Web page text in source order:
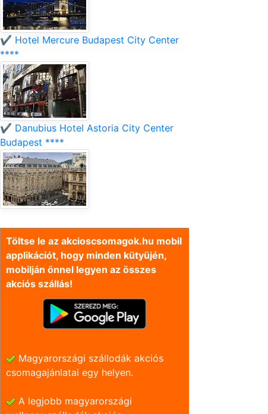
✔️ Hotel Mercure Budapest City Center
****
✔️ Danubius Hotel Astoria City Center
Budapest ****
Töltse le az akcioscsomagok.hu mobil
applikációt, hogy minden kütyüjén,
mobilján önnel legyen az összes
akciós szállás!
Magyarországi szállodák akciós
csomagajánlatai egy helyen.
A legjobb magyarországi